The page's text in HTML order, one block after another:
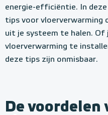
energie-efficiëntie. In
tips voor vloerverwarming
uit je systeem te halen. Of
vloerverwarming te
deze tips zijn onmisbaar.
De voordelen